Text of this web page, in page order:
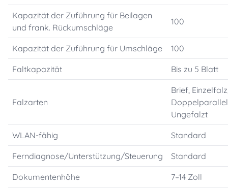
Kapazität der Zuführung für Beilagen
und frank. Rückumschläge
100
Kapazität der Zuführung für Umschläge 100
Faltkapazität Bis zu 5 Blatt
Falzarten
Brief,
Ungefalzt
WLAN-fähig Standard
Ferndiagnose/Unterstützung/Steuerung Standard
Dokumentenhöhe 7–14 Zoll